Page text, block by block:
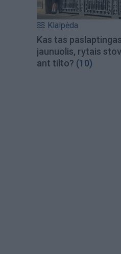
Klaipėda
Kas tas paslaptingas
jaunuolis, rytais
ant tilto? (10)